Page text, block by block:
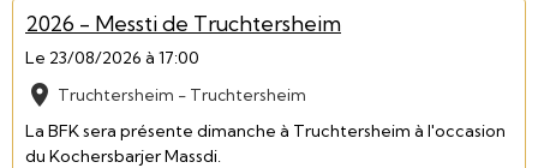
2026 - Messti de Truchtersheim
Le 23/08/2026 à 17:00
Truchtersheim - Truchtersheim
La BFK sera présente dimanche à Truchtersheim à l'occasion
du Kochersbarjer Massdi.